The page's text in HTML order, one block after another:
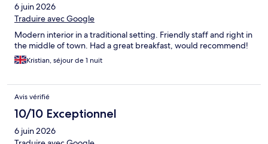
6 juin 2026
Traduire avec Google
Modern interior in a traditional setting. Friendly staff and right in
the middle of town. Had a great breakfast, would recommend!
Kristian, séjour de 1 nuit
Avis vérifié
10/10 Exceptionnel
6 juin 2026